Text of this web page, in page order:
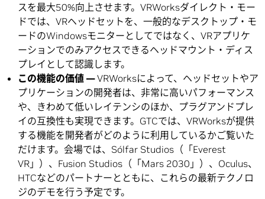
スを最大50%向上させます。VRWorksダイレクト・モー
ドでは、VRヘッドセットを、一般的なデスクトップ・モ
ードのWindowsモニターとしてではなく、VRアプリケ
ーションでのみアクセスできるヘッドマウント・ディス
プレイとして認識します。
この機能の価値 —VRWorksによって、ヘッドセットやア
プリケーションの開発者は、非常に高いパフォーマンス
や、きわめて低いレイテンシのほか、プラグアンドプレ
イの互換性も実現できます。GTCでは、VRWorksが提供
する機能を開発者がどのように利用しているかご覧いた
だけます。会場では、Sólfar Studios（「Everest
VR」）、Fusion Studios（「Mars 2030」）、Oculus、
HTCなどのパートナーとともに、これらの最新テクノロ
ジのデモを行う予定です。